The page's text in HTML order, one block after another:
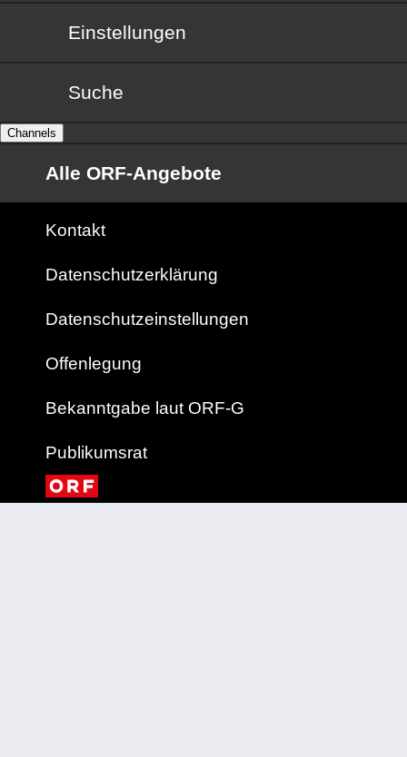
Einstellungen
Suche
Channels
Alle ORF-Angebote
Kontakt
Datenschutzerklärung
Datenschutzeinstellungen
Offenlegung
Bekanntgabe laut ORF-G
Publikumsrat